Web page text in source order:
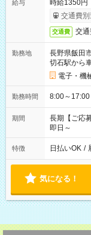
給与
時給1350円
交通費別
交通費 交通
勤務地
長野県飯田
切石駅から
電子・機
勤務時間
期間
長期【ご応
即日～
特徴 日払いOK /
気になる！